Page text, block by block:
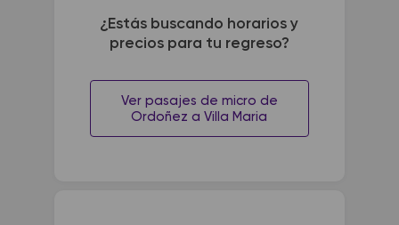
¿Estás buscando horarios y
precios para tu regreso?
Ver pasajes de micro de
Ordoñez a Villa Maria